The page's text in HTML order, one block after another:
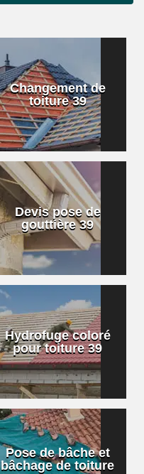
Changement de
toiture 39
Devis pose de
gouttière 39
Hydrofuge coloré
pour toiture 39
Pose de bâche et
bâchage de toiture